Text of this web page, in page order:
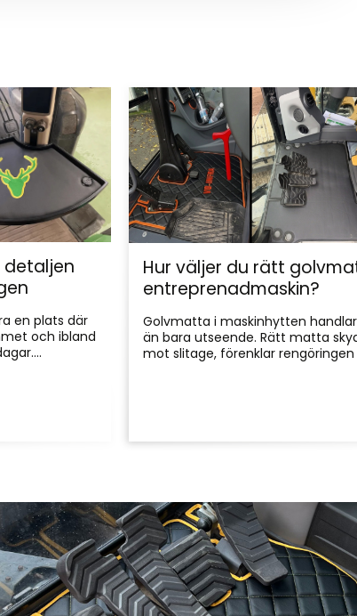
detaljen
en plats där
och ibland
Hur väljer du rätt
entreprenadmaskin?
Golvmatta i maskinhytten
än bara utseende. Rätt matta
mot slitage, förenklar rengöringen